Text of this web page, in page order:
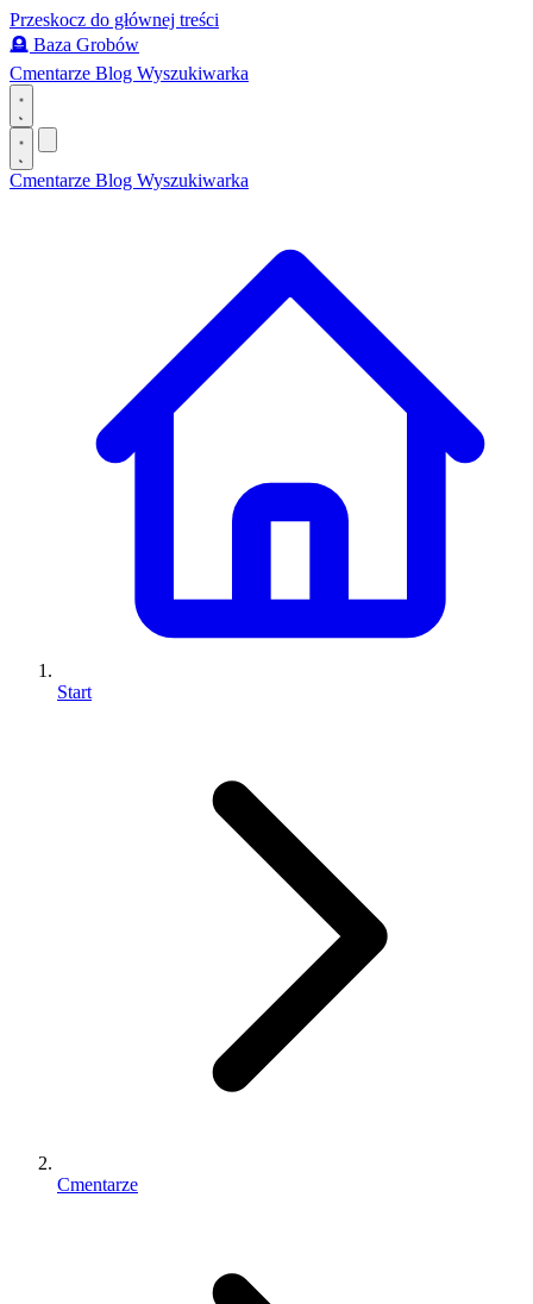
Przeskocz do głównej treści
🪦 Baza Grobów
Cmentarze Blog Wyszukiwarka
Cmentarze Blog Wyszukiwarka
Start
Cmentarze